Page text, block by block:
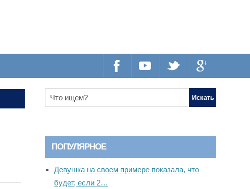
ПОПУЛЯРНОЕ
Девушка на своем примере показала, что
будет, если 2…